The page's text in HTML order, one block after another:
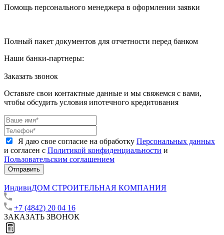
Помощь персонального менеджера в оформлении заявки
Полный пакет документов для отчетности перед банком
Наши банки-партнеры:
Заказать звонок
Оставьте свои контактные данные и мы свяжемся с вами,
чтобы обсудить условия ипотечного кредитования
Я даю свое согласие на обработку Персональных данных
и согласен с Политикой конфиденциальности и
Пользовательским соглашением
Отправить
ИндивиДОМ СТРОИТЕЛЬНАЯ КОМПАНИЯ
+7 (4842) 20 04 16
ЗАКАЗАТЬ ЗВОНОК